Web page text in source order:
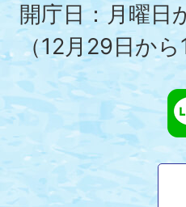
開庁日：月曜日
（12月29日か